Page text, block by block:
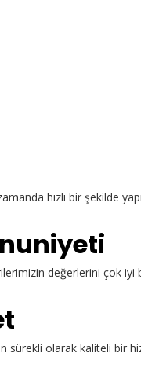
hızlı bir şekilde
değerlerini çok iyi
sürekli olarak kaliteli bir